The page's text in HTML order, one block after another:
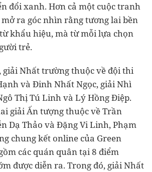
đổi xanh. Hơn cả một cuộc tranh
ra góc nhìn rằng tương lai bền
khẩu hiệu, mà từ mỗi lựa chọn
trẻ.
giải Nhất trường thuộc về đội thi
và Đinh Nhất Ngọc, giải Nhì
Thị Tú Linh và Lý Hồng Điệp.
giải Ấn tượng thuộc về Trần
Dạ Thảo và Đặng Vi Linh, Phạm
chung kết online của Green
các quán quân tại 8 điểm
được diễn ra. Trong đó, giải Nhất